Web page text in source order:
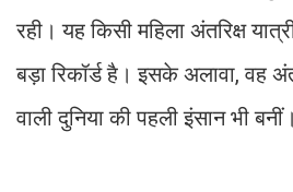
रही। यह किसी महिला अंतरिक्ष
बड़ा रिकॉर्ड है। इसके अलावा, वह
वाली दुनिया की पहली इंसान भी बनीं।